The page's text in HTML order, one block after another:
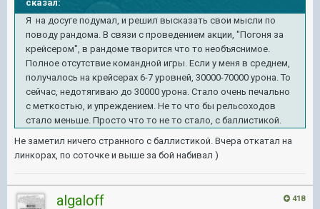
сказал:
Я на досуге подумал, и решил высказать свои мысли по
поводу рандома. В связи с проведением акции, "Погоня за
крейсером", в рандоме творится что то необъяснимое.
Полное отсутствие командной игры. Если у меня в среднем,
получалось на крейсерах 6-7 уровней, 30000-70000 урона. То
сейчас, недотягиваю до 30000 урона. Стало очень печально
с меткостью, и упреждением. Не то что бы рельсоходов
стало меньше. Просто что то не то стало, с баллистикой.
Не заметил ничего странного с баллистикой. Вчера откатал на
линкорах, по соточке и выше за бой набивал )
418
algaloff